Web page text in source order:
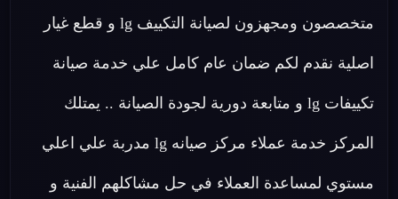
متخصصون ومجهزون لصيانة التكييف lg و قطع غيار
اصلية نقدم لكم ضمان عام كامل علي خدمة صيانة
تكييفات lg و متابعة دورية لجودة الصيانة .. يمتلك
المركز خدمة عملاء مركز صيانه lg مدربة علي اعلي
مستوي لمساعدة العملاء في حل مشاكلهم الفنية و